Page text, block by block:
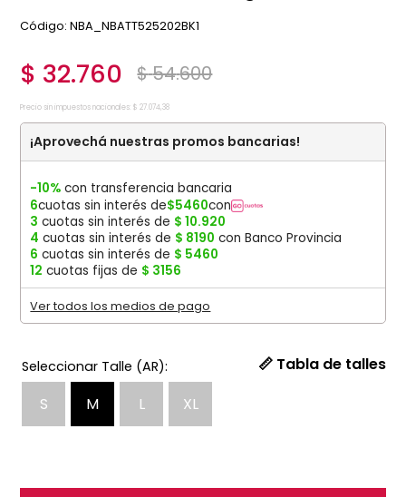
:NBA_NBATT525202BK1
$ 32.760 $54.600
Precio sin impuestos nacionales: $ 27.074,38
¡Aprovechá nuestras promos bancarias!
-10% con transferencia bancaria
6cuotas sin interés de$5460con
3 cuotas sin interés de $ 10.920
4 cuotas sin interés de $ 8190 con Banco Provincia
6 cuotas sin interés de $ 5460
12 cuotas fijas de $ 3156
Ver todos los medios de pago
S L
M XL
📏 Tabla de talles